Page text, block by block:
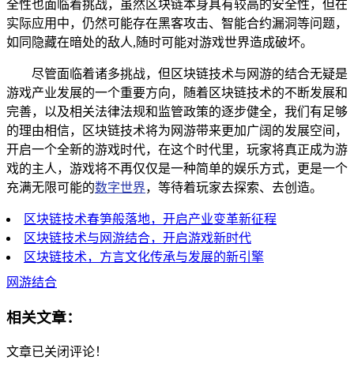
全性也面临着挑战，虽然区块链本身具有较高的安全性，但在
实际应用中，仍然可能存在黑客攻击、智能合约漏洞等问题，
如同隐藏在暗处的敌人,随时可能对游戏世界造成破坏。
尽管面临着诸多挑战，但区块链技术与网游的结合无疑是
游戏产业发展的一个重要方向，随着区块链技术的不断发展和
完善，以及相关法律法规和监管政策的逐步健全，我们有足够
的理由相信，区块链技术将为网游带来更加广阔的发展空间，
开启一个全新的游戏时代，在这个时代里，玩家将真正成为游
戏的主人，游戏将不再仅仅是一种简单的娱乐方式，更是一个
充满无限可能的数字世界，等待着玩家去探索、去创造。
区块链技术春笋般落地，开启产业变革新征程
区块链技术与网游结合，开启游戏新时代
区块链技术，方言文化传承与发展的新引擎
网游结合
相关文章：
文章已关闭评论！